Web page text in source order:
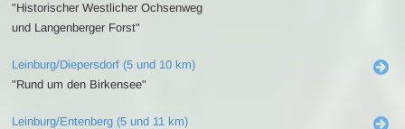
"Historischer Westlicher Ochsenweg
und Langenberger Forst"
Leinburg/Diepersdorf (5 und 10 km)
"Rund um den Birkensee"
Leinburg/Entenberg (5 und 11 km)